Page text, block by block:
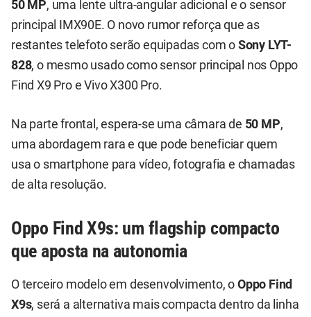
50 MP, uma lente ultra-angular adicional e o sensor
principal IMX90E. O novo rumor reforça que as
restantes telefoto serão equipadas com o Sony LYT-
828, o mesmo usado como sensor principal nos Oppo
Find X9 Pro e Vivo X300 Pro.
Na parte frontal, espera-se uma câmara de 50 MP,
uma abordagem rara e que pode beneficiar quem
usa o smartphone para vídeo, fotografia e chamadas
de alta resolução.
Oppo Find X9s: um flagship compacto
que aposta na autonomia
O terceiro modelo em desenvolvimento, o Oppo Find
X9s, será a alternativa mais compacta dentro da linha